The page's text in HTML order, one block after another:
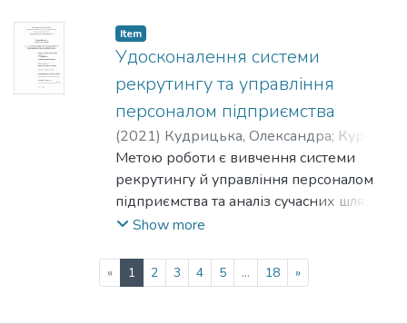
інвестиційної стратегії ТОВ "Люстдорф"
та розробки заходів для надання
рекомендацій для покращення
інвестиційної стратегії ТОВ "Люстдорф".
Item
Удосконалення системи
рекрутингу та управління
персоналом підприємства
(2021) Кудрицька, Олександра; Курило,
Людмила
Метою роботи є вивчення системи
рекрутингу й управління персоналом
підприємства та аналіз сучасних шляхів
удосконалення цих процесів для
функціонування бізнесу.
Show more
« 1 (current)
2 3 4 5 ... 18 »